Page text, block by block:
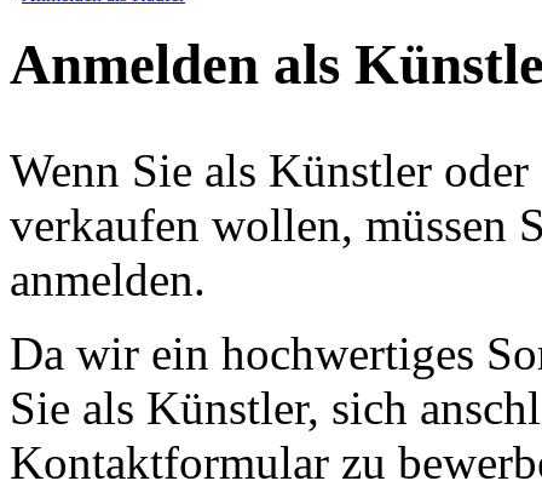
Anmelden als
Wenn Sie als Künstler
verkaufen wollen, müssen
anmelden.
Da wir ein hochwertiges
Sie als Künstler, sich
Kontaktformular zu